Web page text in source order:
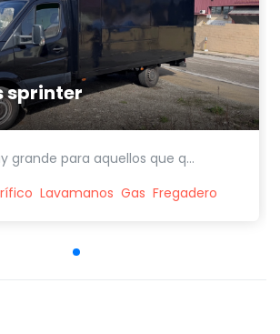
sprinter
grande para aquellos que q...
Lavamanos Gas Fregadero